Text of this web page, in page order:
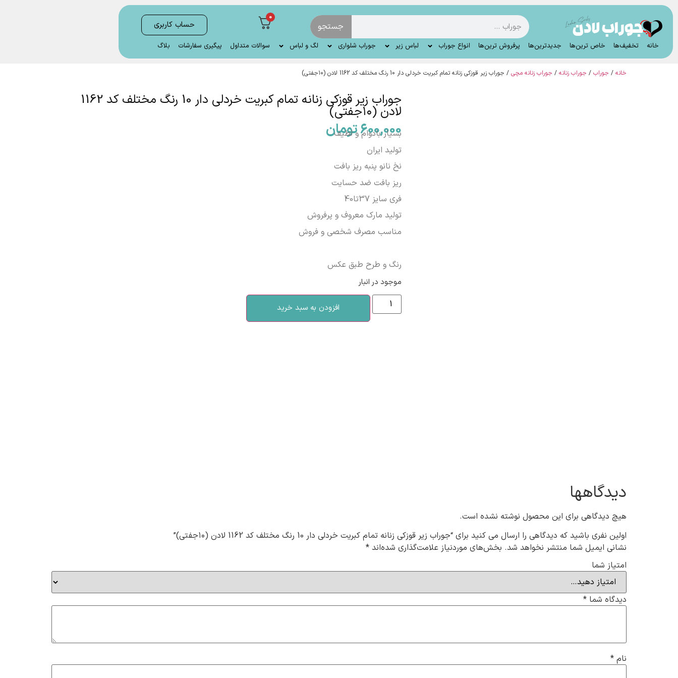
جستجو
0
حساب کاربری
خانه تخفیف‌ها خاص ترین‌ها جدیدترین‌ها پرفروش ترین‌ها انواع جوراب لباس زیر جوراب شلواری لگ و لباس سوالات متداول پیگیری سفارشات بلاگ
خانه / جوراب / جوراب زنانه / جوراب زنانه مچی / جوراب زیر قوزکی زنانه تمام کبریت خردلی دار 10 رنگ مختلف کد 1162 لادن (۱۰جفتی)
جوراب زیر قوزکی زنانه تمام کبریت خردلی دار 10 رنگ مختلف کد 1162
لادن (۱۰جفتی)
600,000تومان
بسیار بادوام و لطیف
تولید ایران
نخ نانو پنبه ریز بافت
ریز بافت ضد حسایت
فری سایز 37تا40
تولید مارک معروف و پرفروش
مناسب مصرف شخصی و فروش
رنگ و طرح طبق عکس
موجود در انبار
افزودن به سبد خرید
دیدگاهها
هیچ دیدگاهی برای این محصول نوشته نشده است.
اولین نفری باشید که دیدگاهی را ارسال می کنید برای “جوراب زیر قوزکی زنانه تمام کبریت خردلی دار 10 رنگ مختلف کد 1162 لادن (۱۰جفتی)”
نشانی ایمیل شما منتشر نخواهد شد. بخش‌های موردنیاز علامت‌گذاری شده‌اند *
امتیاز شما
دیدگاه شما *
نام *